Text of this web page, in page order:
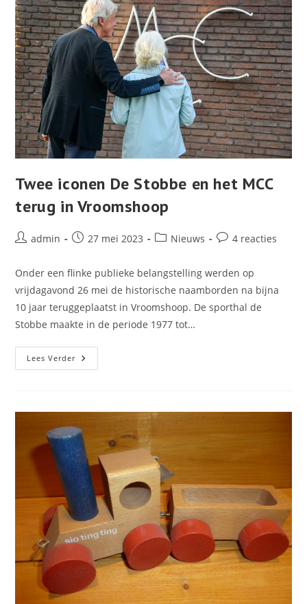
Twee iconen De Stobbe en het MCC
terug in Vroomshoop
Bericht
admin
Bericht
op:
27 mei 2023 Berichtcategorie:
Nieuws
Bericht4 reacties
Onder een flinke publieke belangstelling werden op
vrijdagavond 26 mei de historische naamborden na bijna
10 jaar teruggeplaatst in Vroomshoop. De sporthal de
Stobbe maakte in de periode 1977 tot…
Lees VerderTwee
Iconen
MCC
Terug
In
Vroomshoop